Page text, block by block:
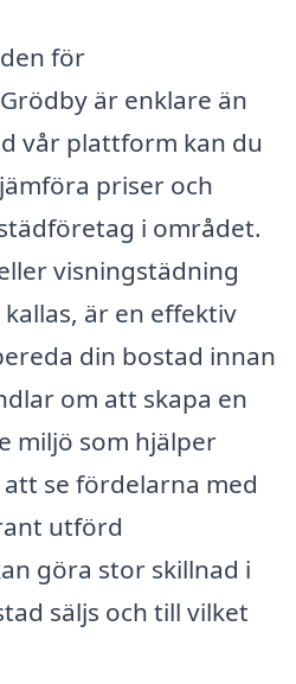
för
är enklare än
vår plattform kan du
priser och
i området.
visningstädning
är en effektiv
din bostad innan
om att skapa en
miljö som hjälper
se fördelarna med
utförd
göra stor skillnad i
säljs och till vilket